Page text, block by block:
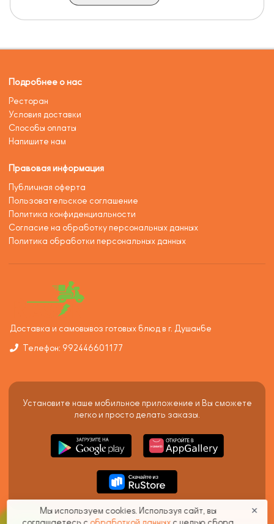
Подробнее о нас
Ресторан
Условия доставки
Способы оплаты
Напишите нам
Правовая информация
Публичная оферта
Пользовательское соглашение
Политика конфиденциальности
Согласие на обработку персональных данных
Политика обработки персональных данных
Доставка и самовывоз готовых блюд в г. Душанбе
Телефон: 992446601177
Установите наше мобильное приложение и Вы сможете
легко и просто делать заказы.
Мы используем cookies. Используя сайт, вы
✕